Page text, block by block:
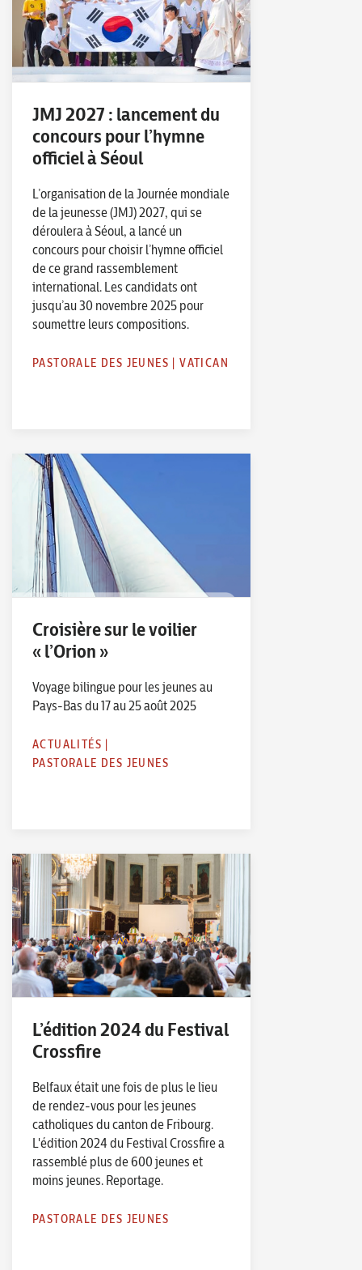
JMJ 2027 : lancement du
concours pour l’hymne
officiel à Séoul
L’organisation de la Journée mondiale
de la jeunesse (JMJ) 2027, qui se
déroulera à Séoul, a lancé un
concours pour choisir l’hymne officiel
de ce grand rassemblement
international. Les candidats ont
jusqu’au 30 novembre 2025 pour
soumettre leurs compositions.
PASTORALE DES JEUNES |VATICAN
Croisière sur le voilier
« l’Orion »
Voyage bilingue pour les jeunes au
Pays-Bas du 17 au 25 août 2025
ACTUALITÉS |
PASTORALE DES JEUNES
L’édition 2024 du Festival
Crossfire
Belfaux était une fois de plus le lieu
de rendez-vous pour les jeunes
catholiques du canton de Fribourg.
L'édition 2024 du Festival Crossfire a
rassemblé plus de 600 jeunes et
moins jeunes. Reportage.
PASTORALE DES JEUNES